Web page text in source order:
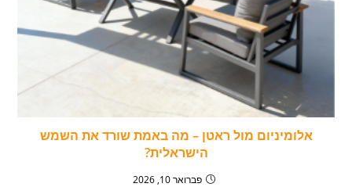
אלומיניום מול ראטן – מה באמת שורד את השמש
הישראלית?
פברואר 10, 2026